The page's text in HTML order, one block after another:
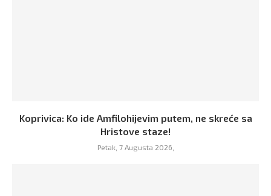
Koprivica: Ko ide Amfilohijevim putem, ne skreće sa
Hristove staze!
Petak, 7 Augusta 2026,